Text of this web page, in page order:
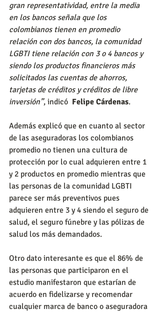
gran representatividad, entre la media
en los bancos señala que los
colombianos tienen en promedio
relación con dos bancos, la comunidad
LGBTI tiene relación con 3 o 4 bancos y
siendo los productos financieros más
solicitados las cuentas de ahorros,
tarjetas de créditos y créditos de libre
inversión”, indicó Felipe Cárdenas.
Además explicó que en cuanto al sector
de las aseguradoras los colombianos
promedio no tienen una cultura de
protección por lo cual adquieren entre 1
y 2 productos en promedio mientras que
las personas de la comunidad LGBTI
parece ser más preventivos pues
adquieren entre 3 y 4 siendo el seguro de
salud, el seguro fúnebre y las pólizas de
salud los más demandados.
Otro dato interesante es que el 86% de
las personas que participaron en el
estudio manifestaron que estarían de
acuerdo en fidelizarse y recomendar
cualquier marca de banco o aseguradora